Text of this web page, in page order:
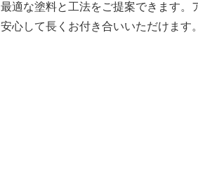
最適な塗料と工法をご提案できます。
安心して長くお付き合いいただけます。